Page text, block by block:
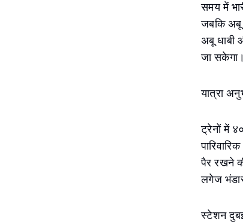
समय में
जबकि अबू
अबू धाबी
जा सकेगा।
यात्रा
ट्रेनों में
पैर रखने
लगेज
स्टेशन